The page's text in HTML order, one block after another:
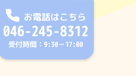
お電話はこちら
046-245-8312
受付時間：9:30－17:00